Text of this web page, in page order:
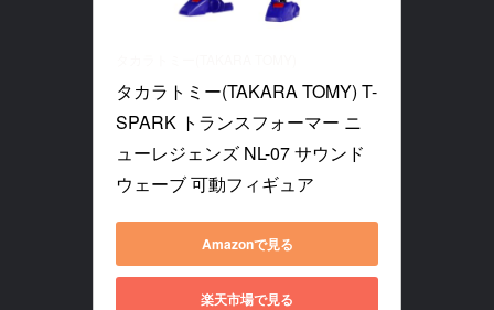
タカラトミー(TAKARA TOMY) T-
SPARK トランスフォーマー ニ
ューレジェンズ NL-07 サウンド
ウェーブ 可動フィギュア
Amazonで見る
楽天市場で見る